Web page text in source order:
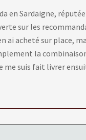
en Sardaigne,
sur les
acheté sur place,
la
me suis fait livrer